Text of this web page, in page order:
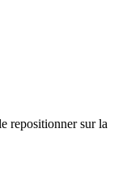
repositionner sur la